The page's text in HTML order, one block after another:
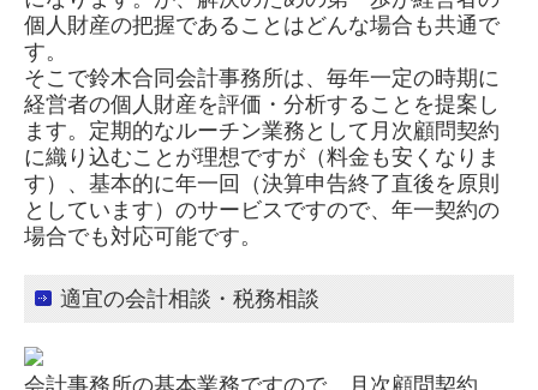
個人財産の把握であることはどんな場合も共通で
す。
そこで鈴木合同会計事務所は、毎年一定の時期に
経営者の個人財産を評価・分析することを提案し
ます。定期的なルーチン業務として月次顧問契約
に織り込むことが理想ですが（料金も安くなりま
す）、基本的に年一回（決算申告終了直後を原則
としています）のサービスですので、年一契約の
場合でも対応可能です。
適宜の会計相談・税務相談
会計事務所の基本業務ですので、月次顧問契約